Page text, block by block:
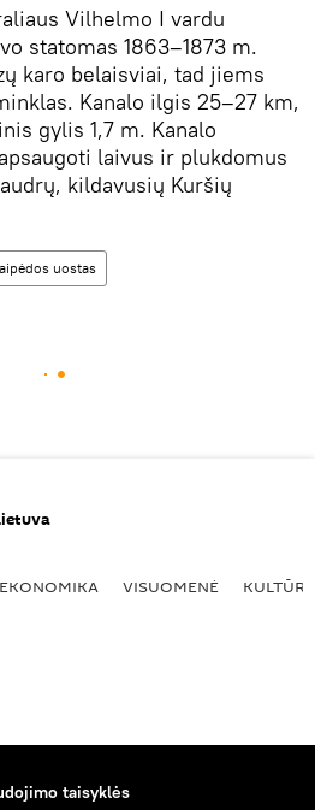
Vilhelmo I vardu
statomas 1863–1873 m.
karo belaisviai, tad jiems
Kanalo ilgis 25–27 km,
gylis 1,7 m. Kanalo
laivus ir plukdomus
kildavusių Kuršių
uostas
EKONOMIKA VISUOMENĖ KULTŪRA
taisyklės